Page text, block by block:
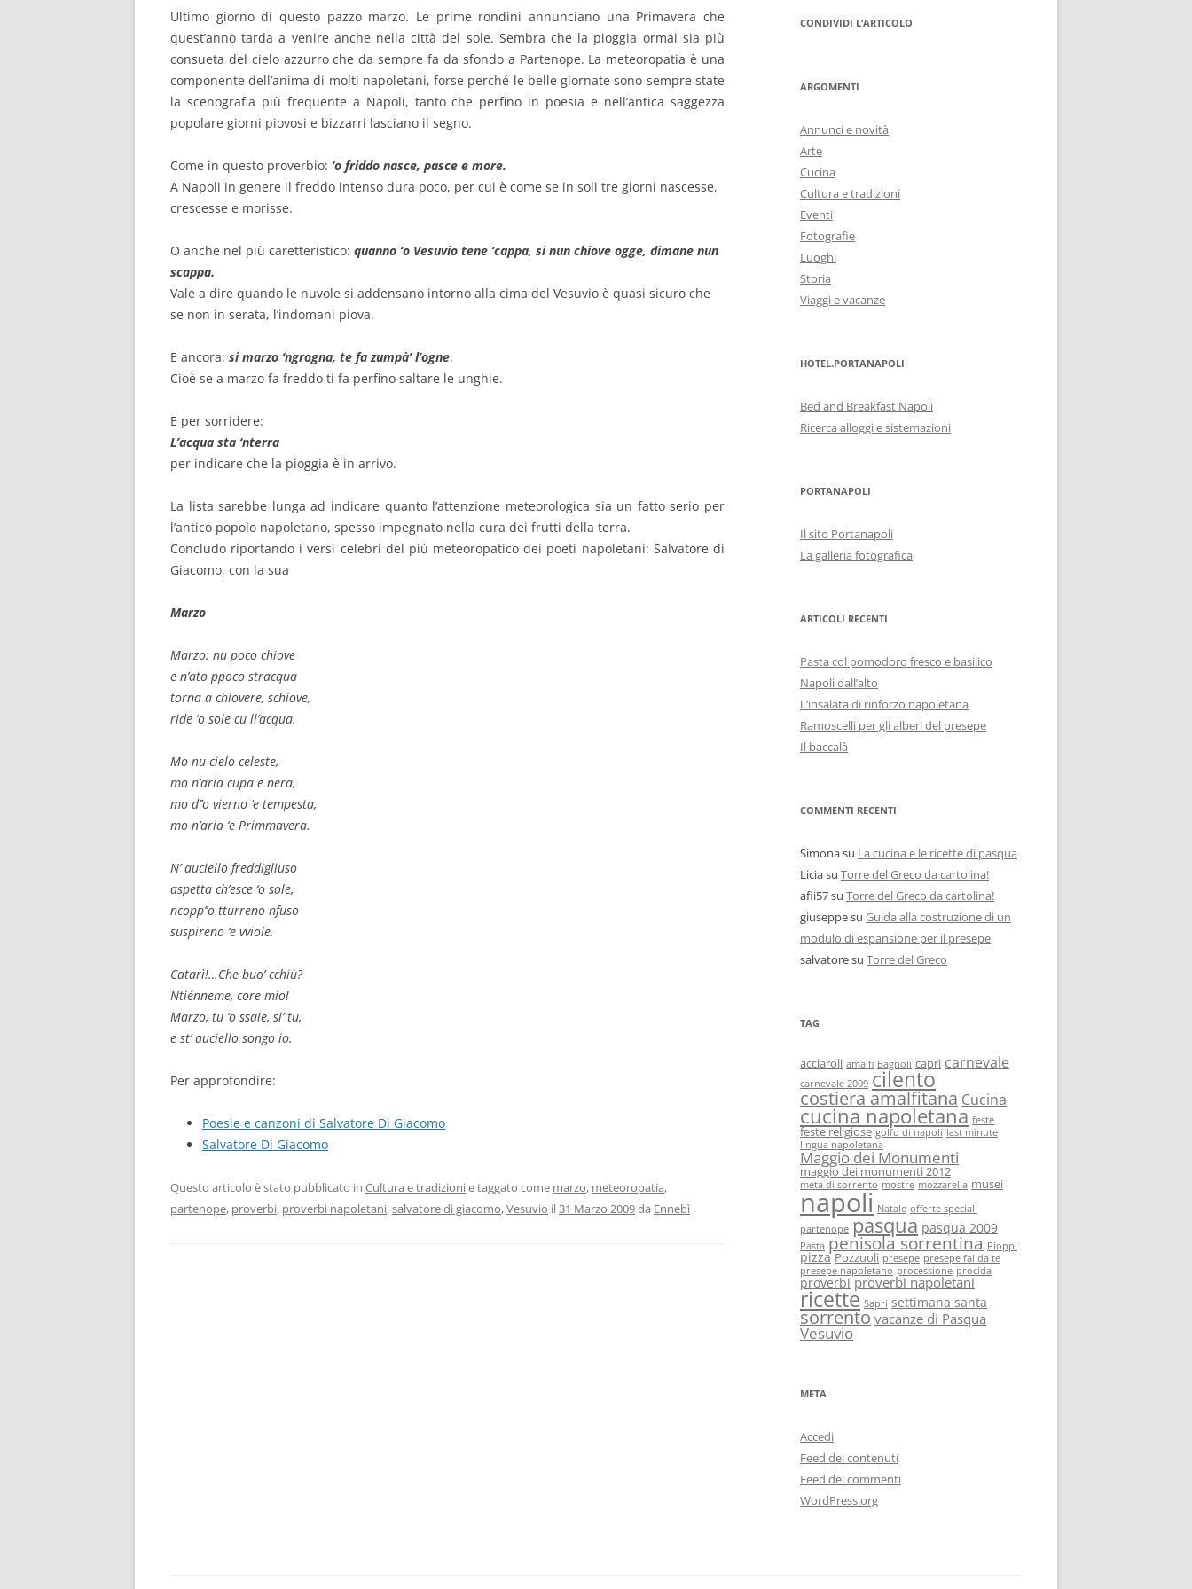
Ultimo giorno di questo pazzo marzo. Le prime rondini annunciano una Primavera che
quest’anno tarda a venire anche nella città del sole. Sembra che la pioggia ormai sia più
consueta del cielo azzurro che da sempre fa da sfondo a Partenope. La meteoropatia è una
componente dell’anima di molti napoletani, forse perché le belle giornate sono sempre state
la scenografia più frequente a Napoli, tanto che perfino in poesia e nell’antica saggezza
popolare giorni piovosi e bizzarri lasciano il segno.
Come in questo proverbio: ‘o friddo nasce, pasce e more.
A Napoli in genere il freddo intenso dura poco, per cui è come se in soli tre giorni nascesse,
crescesse e morisse.
O anche nel più caretteristico: quanno ‘o Vesuvio tene ‘cappa, si nun chiove ogge, dimane nun
scappa.
Vale a dire quando le nuvole si addensano intorno alla cima del Vesuvio è quasi sicuro che
se non in serata, l’indomani piova.
E ancora: si marzo ‘ngrogna, te fa zumpà’ l’ogne.
Cioè se a marzo fa freddo ti fa perfino saltare le unghie.
E per sorridere:
L’acqua sta ‘nterra
per indicare che la pioggia è in arrivo.
La lista sarebbe lunga ad indicare quanto l’attenzione meteorologica sia un fatto serio per
l’antico popolo napoletano, spesso impegnato nella cura dei frutti della terra.
Concludo riportando i versi celebri del più meteoropatico dei poeti napoletani: Salvatore di
Giacomo, con la sua
Marzo
Marzo: nu poco chiove
e n’ato ppoco stracqua
torna a chiovere, schiove,
ride ‘o sole cu ll’acqua.
Mo nu cielo celeste,
mo n’aria cupa e nera,
mo d’’o vierno ‘e tempesta,
mo n’aria ‘e Primmavera.
N’ auciello freddigliuso
aspetta ch’esce ‘o sole,
ncopp’’o tturreno nfuso
suspireno ‘e vviole.
Catarì!…Che buo’ cchiù?
Ntiénneme, core mio!
Marzo, tu ‘o ssaie, si’ tu,
e st’ auciello songo io.
Per approfondire:
Poesie e canzoni di Salvatore Di Giacomo
Salvatore Di Giacomo
Questo articolo è stato pubblicato in Cultura e tradizionie taggato come marzo, meteoropatia,
partenope, proverbi, proverbi napoletani,salvatore di giacomo,Vesuvio il31 Marzo 2009da Ennebì
CONDIVIDI L’ARTICOLO
ARGOMENTI
Annunci e novità
Arte
Cucina
Cultura e tradizioni
Eventi
Fotografie
Luoghi
Storia
Viaggi e vacanze
HOTEL.PORTANAPOLI
Bed and Breakfast Napoli
Ricerca alloggi e sistemazioni
PORTANAPOLI
Il sito Portanapoli
La galleria fotografica
ARTICOLI RECENTI
Pasta col pomodoro fresco e basilico
Napoli dall’alto
L’insalata di rinforzo napoletana
Ramoscelli per gli alberi del presepe
Il baccalà
COMMENTI RECENTI
Simonasu La cucina e le ricette di pasqua
Liciasu Torre del Greco da cartolina!
afii57su Torre del Greco da cartolina!
giuseppesu Guida alla costruzione di un
modulo di espansione per il presepe
salvatoresu Torre del Greco
TAG
acciaroli amalfi Bagnoli capri carnevale
carnevale 2009 cilento
costiera amalfitana Cucina
cucina napoletana feste
feste religiose golfo di napoli last minute
lingua napoletana
Maggio dei Monumenti
maggio dei monumenti 2012
meta di sorrento mostre mozzarella musei
napoli Natale offerte speciali
partenope pasqua pasqua 2009
Pasta penisola sorrentina Pioppi
pizza Pozzuoli presepe presepe fai da te
presepe napoletano processione procida
proverbi proverbi napoletani
ricette Sapri settimana santa
sorrento vacanze di Pasqua
Vesuvio
META
Accedi
Feed dei contenuti
Feed dei commenti
WordPress.org